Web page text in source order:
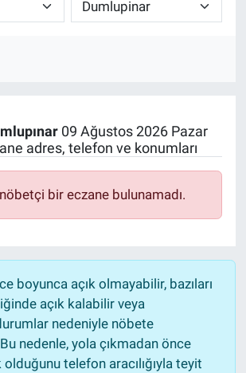
09 Ağustos 2026 Pazar
adres, telefon ve konumları
bir eczane bulunamadı.
boyunca açık olmayabilir, bazıları
açık kalabilir veya
nedeniyle nöbete
nedenle, yola çıkmadan önce
olduğunu telefon aracılığıyla teyit